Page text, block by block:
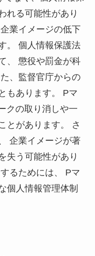
れる可能性があり
業イメージの低下
。 個人情報保護法
、 懲役や罰金が科
、監督官庁からの
もあります。 Pマ
クの取り消しや一
とがあります。 さ
企業イメージが著
失う可能性があり
るためには、 Pマ
個人情報管理体制